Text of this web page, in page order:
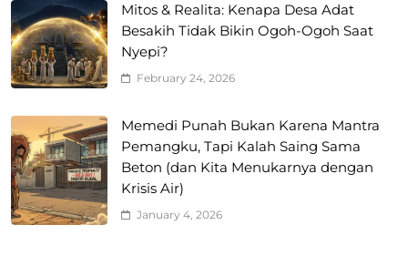
Mitos & Realita: Kenapa Desa Adat
Besakih Tidak Bikin Ogoh-Ogoh Saat
Nyepi?
February 24, 2026
Memedi Punah Bukan Karena Mantra
Pemangku, Tapi Kalah Saing Sama
Beton (dan Kita Menukarnya dengan
Krisis Air)
January 4, 2026